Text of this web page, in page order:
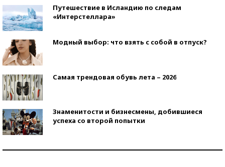
Путешествие в Исландию по следам
«Интерстеллара»
Модный выбор: что взять с собой в отпуск?
Самая трендовая обувь лета – 2026
Знаменитости и бизнесмены, добившиеся
успеха со второй попытки